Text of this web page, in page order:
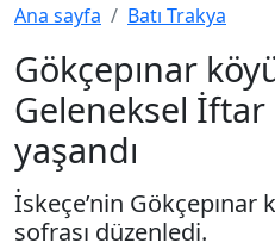
Ana sayfa Batı Trakya
Gökçepınar
Geleneksel İftar
yaşandı
İskeçe’nin
sofrası düzenledi.